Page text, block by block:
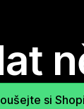
si